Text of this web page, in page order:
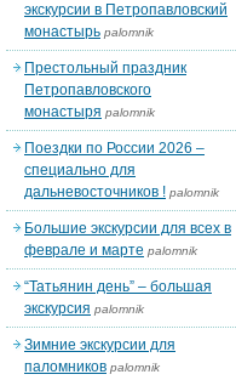
экскурсии в Петропавловский
монастырь palomnik
Престольный праздник
Петропавловского
монастыря palomnik
Поездки по России 2026 –
специально для
дальневосточников ! palomnik
Большие экскурсии для всех в
феврале и марте palomnik
“Татьянин день” – большая
экскурсия palomnik
Зимние экскурсии для
паломников palomnik